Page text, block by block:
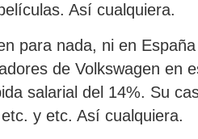
Así cualquiera.
para nada, ni en
de Volkswagen en
salarial del 14%. Su
y etc. Así cualquiera.